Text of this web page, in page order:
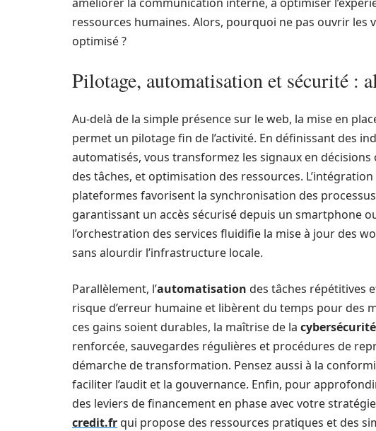
ressources humaines. Alors, pourquoi ne pas ouvrir
optimisé ?
Pilotage, automatisation et sécurité :
Au-delà de la simple présence sur le web, la mise en
permet un pilotage fin de l’activité. En définissant des
automatisés, vous transformez les signaux en
des tâches, et optimisation des ressources.
plateformes favorisent la synchronisation des
garantissant un accès sécurisé depuis un smartphone
l’orchestration des services fluidifie la mise à jour des
sans alourdir l’infrastructure locale.
Parallèlement, l’automatisation des tâches répétitives
risque d’erreur humaine et libèrent du temps pour des
ces gains soient durables, la maîtrise de la cybersécurité
renforcée, sauvegardes régulières et procédures de
démarche de transformation. Pensez aussi à la
faciliter l’audit et la gouvernance. Enfin, pour
des leviers de financement en phase avec votre
credit.frqui propose des ressources pratiques et des